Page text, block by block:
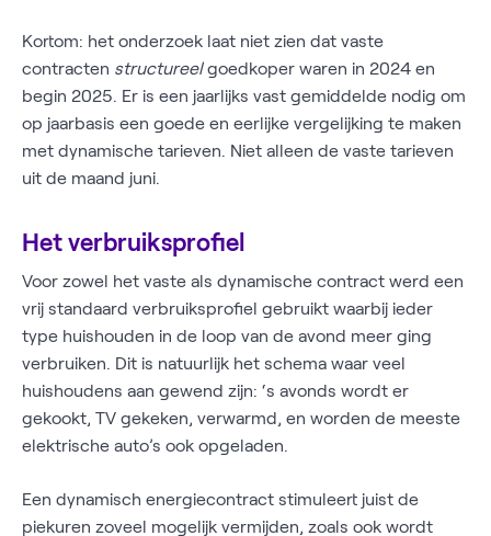
Kortom: het onderzoek laat niet zien dat vaste
contracten structureelgoedkoper waren in 2024 en
begin 2025. Er is een jaarlijks vast gemiddelde nodig om
op jaarbasis een goede en eerlijke vergelijking te maken
met dynamische tarieven. Niet alleen de vaste tarieven
uit de maand juni.
Het verbruiksprofiel
Voor zowel het vaste als dynamische contract werd een
vrij standaard verbruiksprofiel gebruikt waarbij ieder
type huishouden in de loop van de avond meer ging
verbruiken. Dit is natuurlijk het schema waar veel
huishoudens aan gewend zijn: ‘s avonds wordt er
gekookt, TV gekeken, verwarmd, en worden de meeste
elektrische auto’s ook opgeladen.
Een dynamisch energiecontract stimuleert juist de
piekuren zoveel mogelijk vermijden, zoals ook wordt